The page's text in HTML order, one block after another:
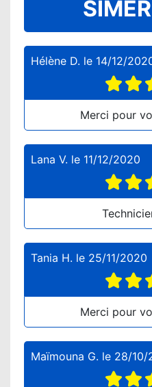
Hélène D. le 14/12/
Merci pour
Lana V. le 11/12/2020
Tania H. le 25/11/2020
Merci pour
Maïmouna G. le 28/10/